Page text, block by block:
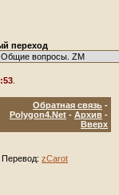
переход
Обратная связь -
Polygon4.Net - Архив -
Вверх
zCarot